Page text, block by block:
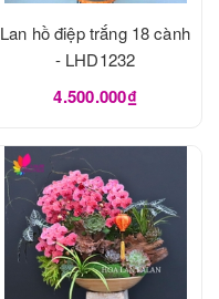
Lan hồ điệp trắng 18 cành
- LHD1232
4.500.000₫